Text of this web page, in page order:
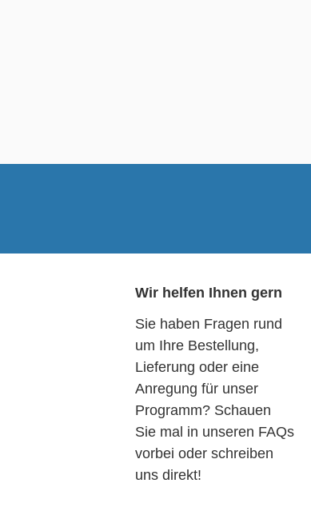
Wir helfen Ihnen gern
Sie haben Fragen rund
um Ihre Bestellung,
Lieferung oder eine
Anregung für unser
Programm? Schauen
Sie mal in unseren FAQs
vorbei oder schreiben
uns direkt!